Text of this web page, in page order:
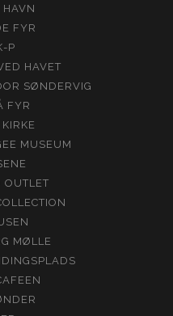
FYR
P
HAVET
SØNDERVIG
FYR
MUSEUM
MØLLE